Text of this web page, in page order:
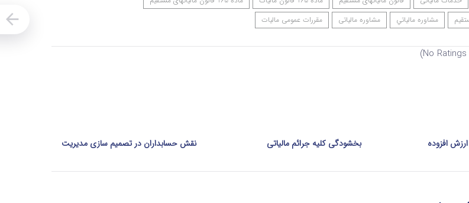
مشاوره مالياتي مشاوره مالیاتی مقررات عمومی مالیات
نقش حسابداران در تصمیم‌ سازی مدیریت بخشودگی کلیه جرائم مالیاتی افزوده